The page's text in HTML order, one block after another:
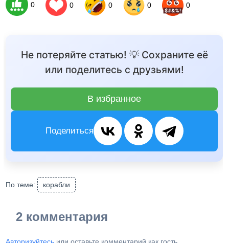
0 0 0 0 0
Не потеряйте статью! 💡 Сохраните её
или поделитесь с друзьями!
В избранное
Поделиться
По теме: корабли
2 комментария
Авторизуйтесь или оставьте комментарий как гость